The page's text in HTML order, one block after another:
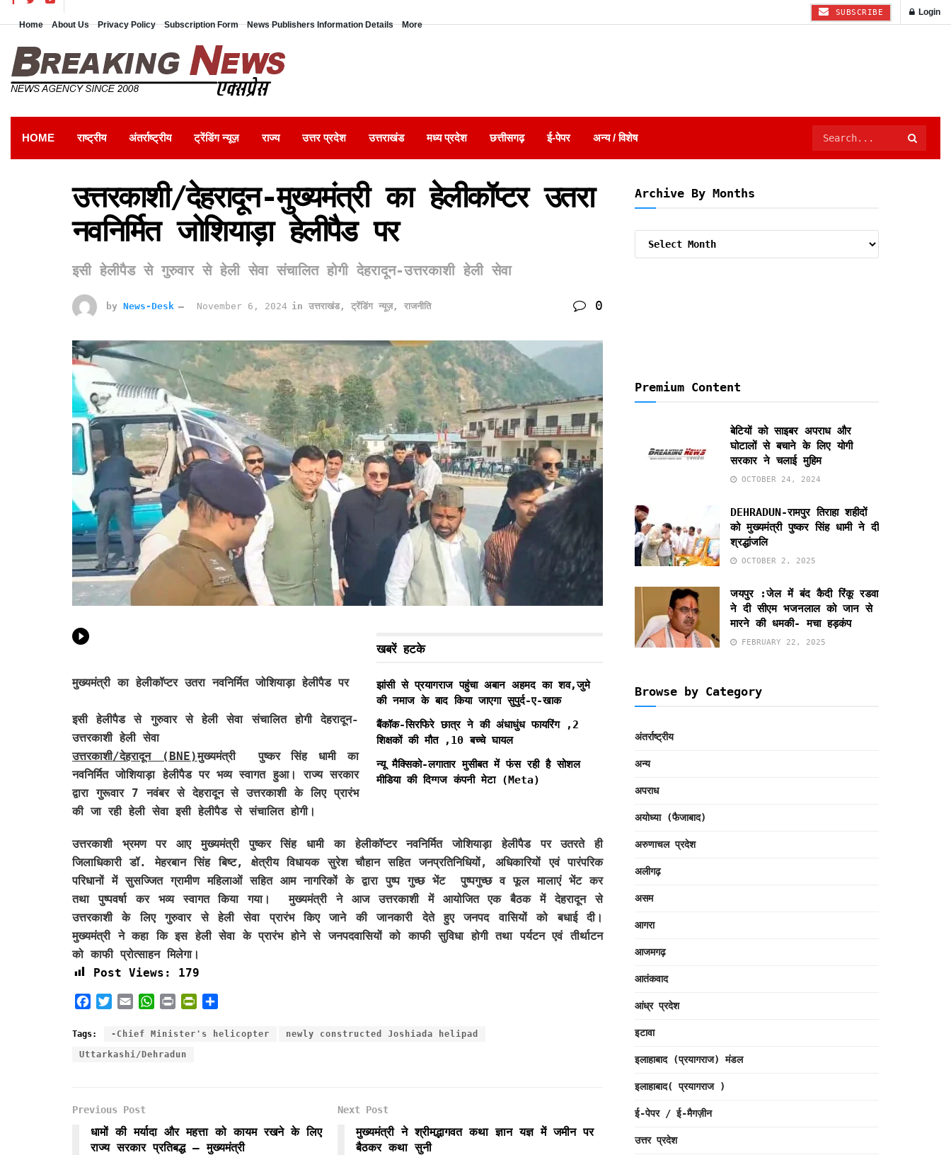
Home About Us Privacy Policy Subscription Form News Publishers Information Details More
SUBSCRIBE Login
HOME राष्ट्रीय अंतर्राष्ट्रीय ट्रेंडिंग न्यूज़ राज्य उत्तर प्रदेश उत्तराखंड मध्य प्रदेश छत्तीसगढ़ ई-पेपर अन्य / विशेष
उत्तरकाशी/देहरादून-मुख्यमंत्री का हेलीकॉप्टर उतरा
नवनिर्मित जोशियाड़ा हेलीपैड पर
इसी हेलीपैड से गुरुवार से हेली सेवा संचालित होगी देहरादून-उत्तरकाशी हेली सेवा
by News-Desk November 6, 2024 in उत्तराखंड, ट्रेंडिंग न्यूज़, राजनीति 0
खबरें हटके
झांसी से प्रयागराज पहुंचा अबान अहमद का शव,जुमे
की नमाज के बाद किया जाएगा सुपुर्द-ए-खाक
बैंकॉक-सिरफिरे छात्र ने की अंधाधुंध फायरिंग ,2
शिक्षकों की मौत ,10 बच्चे घायल
न्यू मैक्सिको-लगातार मुसीबत में फंस रही है सोशल
मीडिया की दिग्गज कंपनी मेटा (Meta)
मुख्यमंत्री का हेलीकॉप्टर उतरा नवनिर्मित जोशियाड़ा हेलीपैड पर
इसी हेलीपैड से गुरुवार से हेली सेवा संचालित होगी देहरादून-
उत्तरकाशी हेली सेवा
उत्तरकाशी/देहरादून (BNE)मुख्यमंत्री पुष्कर सिंह धामी का
नवनिर्मित जोशियाड़ा हेलीपैड पर भव्य स्वागत हुआ। राज्य सरकार
द्वारा गुरूवार 7 नवंबर से देहरादून से उत्तरकाशी के लिए प्रारंभ
की जा रही हेली सेवा इसी हेलीपैड से संचालित होगी।
उत्तरकाशी भ्रमण पर आए मुख्यमंत्री पुष्कर सिंह धामी का हेलीकॉप्टर नवनिर्मित जोशियाड़ा हेलीपैड पर उतरते ही
जिलाधिकारी डॉ. मेहरबान सिंह बिष्ट, क्षेत्रीय विधायक सुरेश चौहान सहित जनप्रतिनिधियों, अधिकारियों एवं पारंपरिक
परिधानों में सुसज्जित ग्रामीण महिलाओं सहित आम नागरिकों के द्वारा पुष्प गुच्छ भेंट पुष्पगुच्छ व फूल मालाएं भेंट कर
तथा पुष्पवर्षा कर भव्य स्वागत किया गया। मुख्यमंत्री ने आज उत्तरकाशी में आयोजित एक बैठक में देहरादून से
उत्तरकाशी के लिए गुरुवार से हेली सेवा प्रारंभ किए जाने की जानकारी देते हुए जनपद वासियों को बधाई दी।
मुख्यमंत्री ने कहा कि इस हेली सेवा के प्रारंभ होने से जनपदवासियों को काफी सुविधा होगी तथा पर्यटन एवं तीर्थाटन
को काफी प्रोत्साहन मिलेगा।
Post Views:
179
c
k
i
a
i
a
t
i
i
e
a
Tags: -Chief Minister's helicopter newly constructed Joshiada helipad
Uttarkashi/Dehradun
Previous Post
धामों की मर्यादा और महत्ता को कायम रखने के लिए
राज्य सरकार प्रतिबद्ध – मुख्यमंत्री
Next Post
मुख्यमंत्री ने श्रीमद्भागवत कथा ज्ञान यज्ञ में जमीन पर
बैठकर कथा सुनी
Archive By Months
Premium Content
बेटियों को साइबर अपराध और
घोटालों से बचाने के लिए योगी
सरकार ने चलाई मुहिम
OCTOBER 24, 2024
DEHRADUN-रामपुर तिराहा शहीदों
को मुख्यमंत्री पुष्कर सिंह धामी ने दी
श्रद्धांजलि
OCTOBER 2, 2025
जयपुर :जेल में बंद कैदी रिंकू रडवा
ने दी सीएम भजनलाल को जान से
मारने की धमकी- मचा हड़कंप
FEBRUARY 22, 2025
Browse by Category
अंतर्राष्ट्रीय
अन्य
अपराध
अयोध्या (फैजाबाद)
अरुणाचल प्रदेश
अलीगढ़
असम
आगरा
आजमगढ़
आतंकवाद
आंध्र प्रदेश
इटावा
इलाहाबाद (प्रयागराज) मंडल
इलाहाबाद( प्रयागराज )
ई-पेपर / ई-मैगज़ीन
उत्तर प्रदेश